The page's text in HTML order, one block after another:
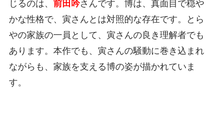
じるのは、 前田吟さんです。博は、真面目で穏や
かな性格で、寅さんとは対照的な存在です。とら
やの家族の一員として、寅さんの良き理解者でも
あります。本作でも、寅さんの騒動に巻き込まれ
ながらも、家族を支える博の姿が描かれていま
す。